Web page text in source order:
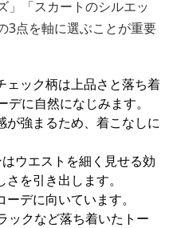
「スカートのシルエッ
3点を軸に選ぶことが重要
ェック柄は上品さと落ち着
に自然になじみます。
が強まるため、着こなしに
はウエストを細く見せる効
を引き出します。
デに向いています。
ックなど落ち着いたトー